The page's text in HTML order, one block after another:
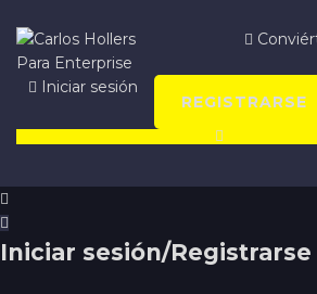
Para Enterprise
Iniciar sesión
REGISTRARSE
Iniciar sesión/Registrarse